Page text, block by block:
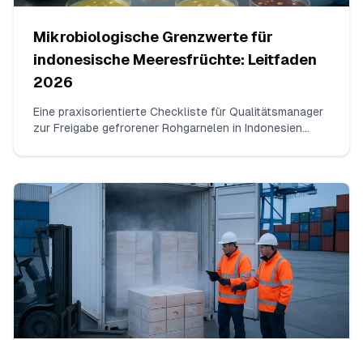
Mikrobiologische Grenzwerte für
indonesische Meeresfrüchte: Leitfaden
2026
Eine praxisorientierte Checkliste für Qualitätsmanager
zur Freigabe gefrorener Rohgarnelen in Indonesien
pro Charge, Interpretation grenzwertiger Ergebnisse
und erforderliche Angaben auf dem Analysezertifikat.